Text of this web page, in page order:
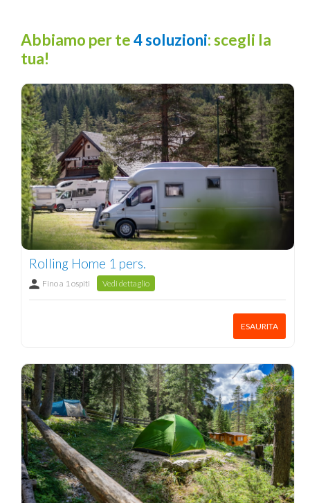
Abbiamo per te4 soluzioni: scegli la
tua!
Rolling Home 1 pers.
Fino a 1 ospiti Vedi dettaglio
ESAURITA